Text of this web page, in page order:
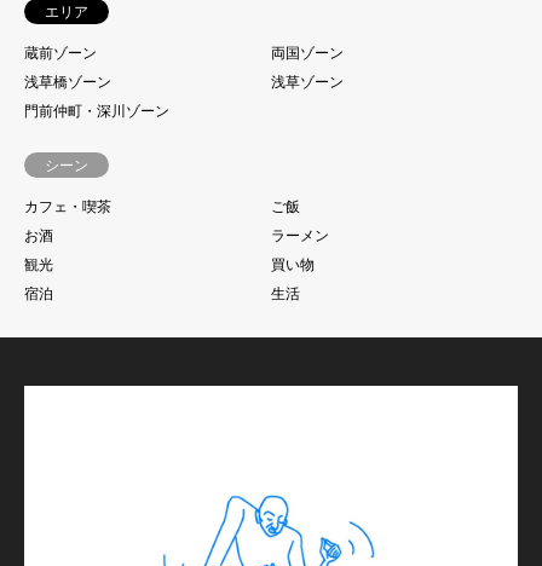
エリア
蔵前ゾーン
両国ゾーン
浅草橋ゾーン
浅草ゾーン
門前仲町・深川ゾーン
シーン
カフェ・喫茶
ご飯
お酒
ラーメン
観光
買い物
宿泊
生活